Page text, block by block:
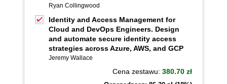
Ryan Collingwood
Identity and Access Management for
Cloud and DevOps Engineers. Design
and automate secure identity access
strategies across Azure, AWS, and GCP
Jeremy Wallace
Cena zestawu: 380.70 zł